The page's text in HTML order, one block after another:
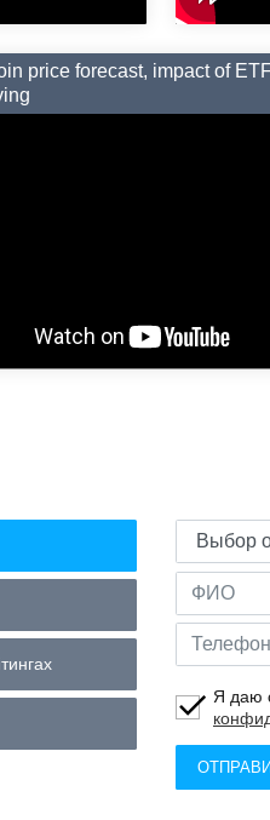
price forecast, impact of
Я даю